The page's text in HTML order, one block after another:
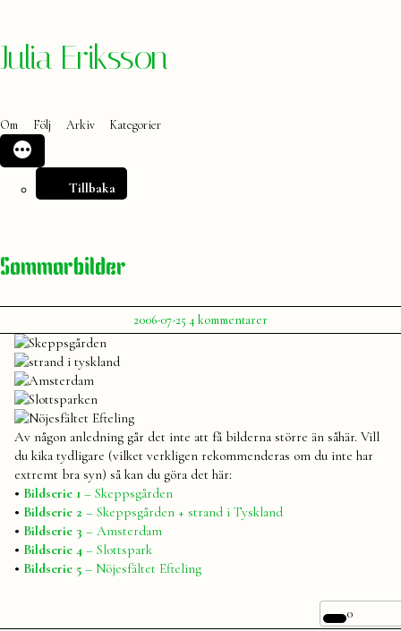
Hoppa
Julia Eriksson
Om Följ Arkiv Kategorier
Tillbaka
Sommarbilder
Publicerat
av
Julia
2006-07-25 4 kommentarertill
Sommarbilder
Av någon anledning går det inte att få bilderna större än såhär. Vill
du kika tydligare (vilket verkligen rekommenderas om du inte har
extremt bra syn) så kan du göra det här:
• Bildserie 1 – Skeppsgården
• Bildserie 2 – Skeppsgården + strand i Tyskland
• Bildserie 3 – Amsterdam
• Bildserie 4 – Slottspark
• Bildserie 5 – Nöjesfältet Efteling
0